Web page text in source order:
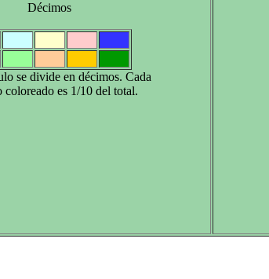
Décimos
se divide en décimos. Cada
coloreado es 1/10 del total.